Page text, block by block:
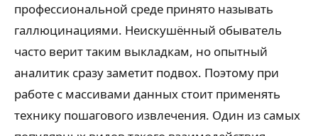
профессиональной среде принято называть
галлюцинациями. Неискушённый обыватель
часто верит таким выкладкам, но опытный
аналитик сразу заметит подвох. Поэтому при
работе с массивами данных стоит применять
технику пошагового извлечения. Один из самых